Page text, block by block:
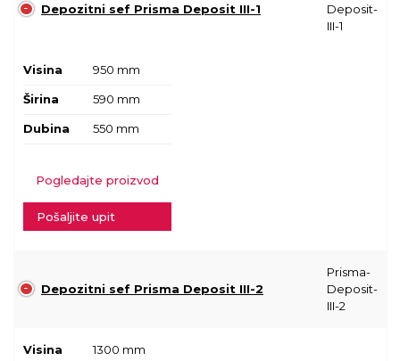
Depozitni sef Prisma Deposit III-1
Deposit-
III-1
Visina 950 mm
Širina 590 mm
Dubina 550 mm
Pogledajte proizvod
Pošaljite upit
Depozitni sef Prisma Deposit III-2
Prisma-
Deposit-
III-2
Visina 1300 mm